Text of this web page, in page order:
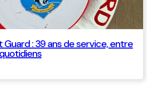
Guard : 39 ans de service, entre